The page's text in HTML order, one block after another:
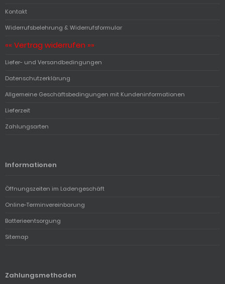
Kontakt
Widerrufsbelehrung & Widerrufsformular
«« Vertrag widerrufen »»
Liefer- und Versandbedingungen
Datenschutzerklärung
Allgemeine Geschäftsbedingungen mit Kundeninformationen
Lieferzeit
Zahlungsarten
Informationen
Öffnungszeiten im Ladengeschäft
Online-Terminvereinbarung
Batterieentsorgung
Sitemap
Zahlungsmethoden